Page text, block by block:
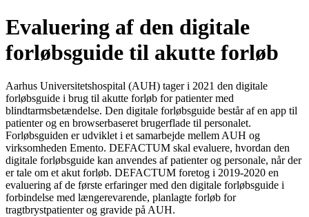
Evaluering af den digitale
forløbsguide til akutte forløb
Aarhus Universitetshospital (AUH) tager i 2021 den digitale
forløbsguide i brug til akutte forløb for patienter med
blindtarmsbetændelse. Den digitale forløbsguide består af en app til
patienter og en browserbaseret brugerflade til personalet.
Forløbsguiden er udviklet i et samarbejde mellem AUH og
virksomheden Emento. DEFACTUM skal evaluere, hvordan den
digitale forløbsguide kan anvendes af patienter og personale, når der
er tale om et akut forløb. DEFACTUM foretog i 2019-2020 en
evaluering af de første erfaringer med den digitale forløbsguide i
forbindelse med længerevarende, planlagte forløb for
tragtbrystpatienter og gravide på AUH.